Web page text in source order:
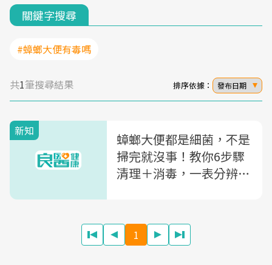
關鍵字搜尋
#蟑螂大便有毒嗎
共1筆搜尋結果 排序依據： 發布日期
新知
蟑螂大便都是細菌，不是
掃完就沒事！教你6步驟
清理＋消毒，一表分辨蟑
1